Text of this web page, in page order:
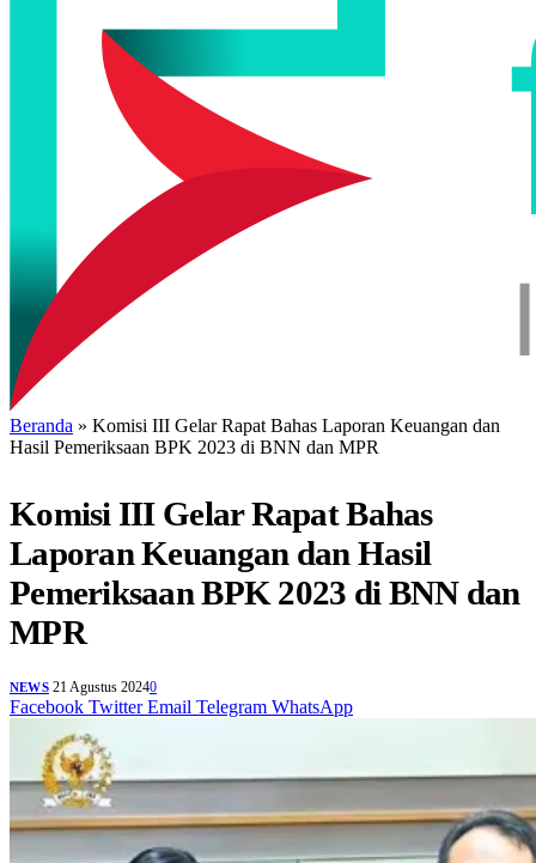
Beranda » Komisi III Gelar Rapat Bahas Laporan Keuangan dan
Hasil Pemeriksaan BPK 2023 di BNN dan MPR
Komisi III Gelar Rapat Bahas
Laporan Keuangan dan Hasil
Pemeriksaan BPK 2023 di BNN dan
MPR
NEWS 21 Agustus 20240
Facebook Twitter Email Telegram WhatsApp